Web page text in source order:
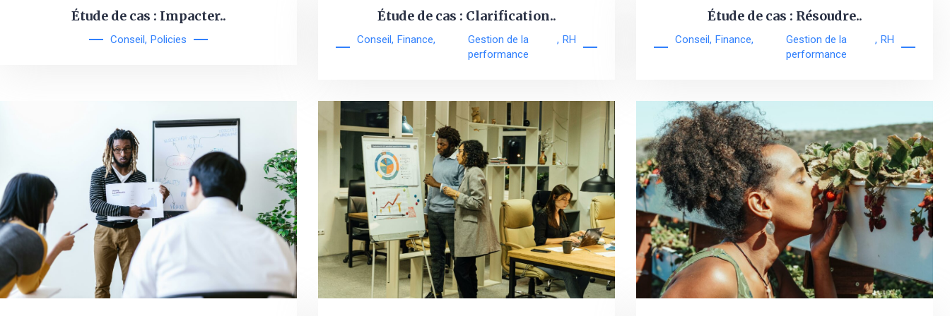
Étude de cas : Impacter..
Conseil, Policies
Étude de cas : Clarification..
Conseil, Finance,
Gestion de la
performance
, RH
Étude de cas : Résoudre..
Conseil, Finance,
Gestion de la
performance
, RH